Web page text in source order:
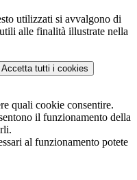
utilizzati si avvalgono di
alle finalità illustrate nella
Accetta tutti i cookies
quali cookie consentire.
il funzionamento della
al funzionamento potete